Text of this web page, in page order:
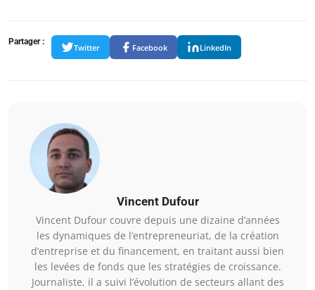
Partager :
Twitter Facebook LinkedIn
Vincent Dufour
Vincent Dufour couvre depuis une dizaine d’années
les dynamiques de l’entrepreneuriat, de la création
d’entreprise et du financement, en traitant aussi bien
les levées de fonds que les stratégies de croissance.
Journaliste, il a suivi l’évolution de secteurs allant des